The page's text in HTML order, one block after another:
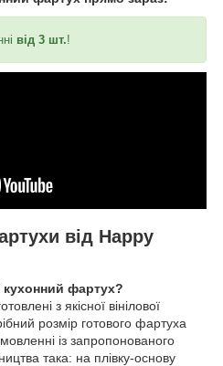
від 3 шт.!
від Happy
кухонний фартух?
з якісної вінілової
розмір готового фартуха
із запропонованого
така: на плівку-основу